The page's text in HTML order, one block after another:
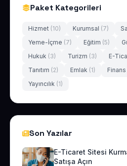
Paket Kategorileri
Hizmet (10) Kurumsal (7)
Yeme-İçme (7) Eğitim (5)
Hukuk (3) Turizm (3) E-
Tanıtım (2) Emlak (1) Finans
Yayıncılık (1)
Son Yazılar
E-Ticaret Sitesi
Satışa Açın